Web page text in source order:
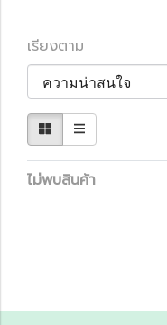
เรียงตาม
ไม่พบสินค้า